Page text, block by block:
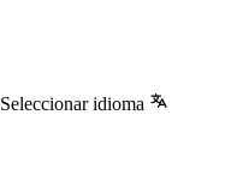
Seleccionar idioma